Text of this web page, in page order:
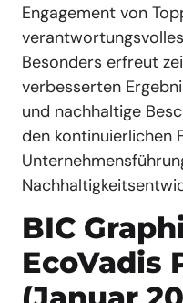
Engagement von
Besonders erfreut
verbesserten
und nachhaltige
den kontinuierlichen
BIC
EcoVadis